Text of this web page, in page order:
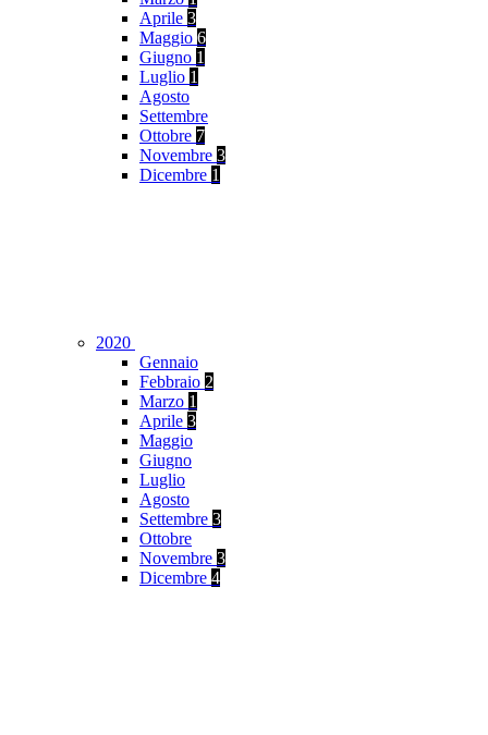
Aprile 3
Maggio 6
Giugno 1
Luglio 1
Agosto
Settembre
Ottobre 7
Novembre 3
Dicembre 1
2020
Gennaio
Febbraio 2
Marzo 1
Aprile 3
Maggio
Giugno
Luglio
Agosto
Settembre 3
Ottobre
Novembre 3
Dicembre 4